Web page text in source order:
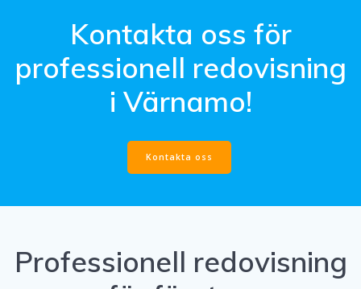
Kontakta oss för
professionell redovisning
i Värnamo!
Kontakta oss
Professionell redovisning